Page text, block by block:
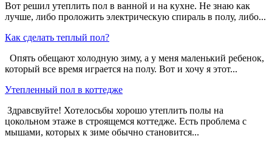
Вот решил утеплить пол в ванной и на кухне. Не знаю как
лучше, либо проложить электрическую спираль в полу, либо...
Как сделать теплый пол?
Опять обещают холодную зиму, а у меня маленький ребенок,
который все время играется на полу. Вот и хочу я этот...
Утепленный пол в коттедже
Здравсвуйте! Хотелосьбы хорошо утеплить полы на
цокольном этаже в строящемся коттедже. Есть проблема с
мышами, которых к зиме обычно становится...